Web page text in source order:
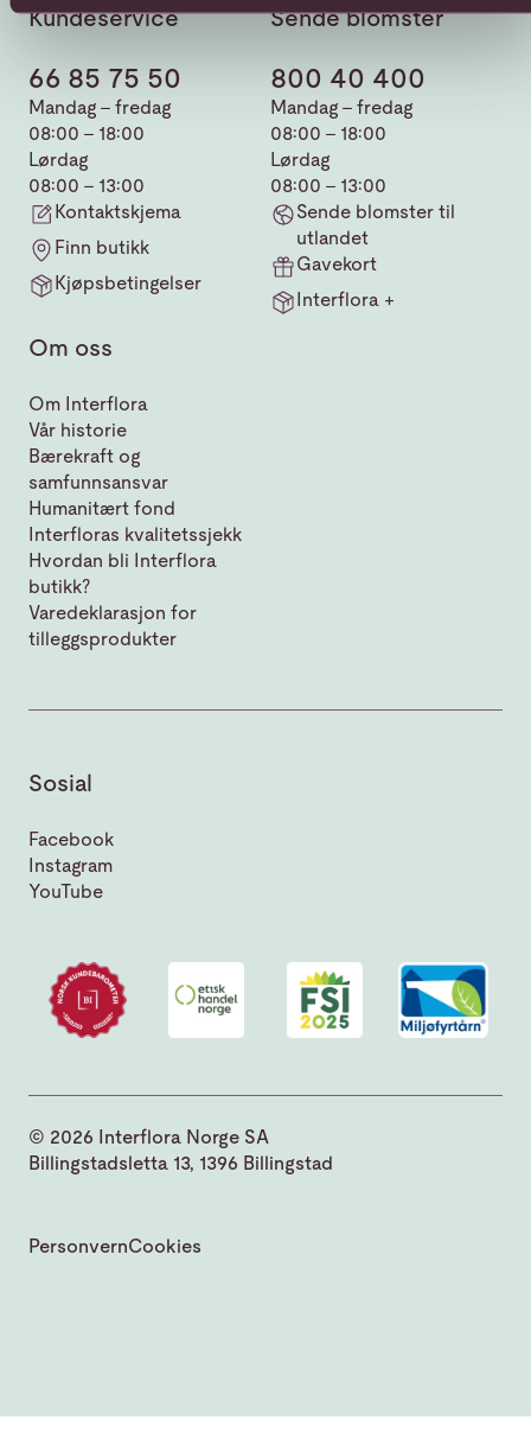
Kundeservice
66 85 75 50
Mandag - fredag
08:00 - 18:00
Lørdag
08:00 - 13:00
Kontaktskjema
Finn butikk
Kjøpsbetingelser
Sende blomster
800 40 400
Mandag - fredag
08:00 - 18:00
Lørdag
08:00 - 13:00
Sende blomster til
utlandet
Gavekort
Interflora +
Om oss
Om Interflora
Vår historie
Bærekraft og
samfunnsansvar
Humanitært fond
Interfloras kvalitetssjekk
Hvordan bli Interflora
butikk?
Varedeklarasjon for
tilleggsprodukter
Sosial
Facebook
Instagram
YouTube
© 2026 Interflora Norge SA
Billingstadsletta 13, 1396 Billingstad
PersonvernCookies